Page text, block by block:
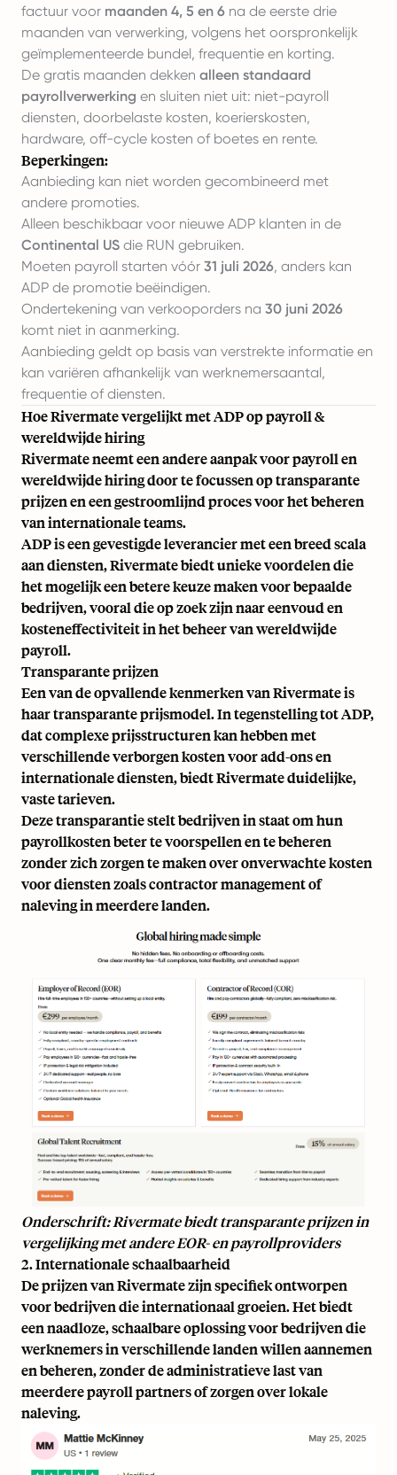
factuur voor maanden 4, 5 en 6 na de eerste drie
maanden van verwerking, volgens het oorspronkelijk
geïmplementeerde bundel, frequentie en korting.
De gratis maanden dekken alleen standaard
payrollverwerking en sluiten niet uit: niet-payroll
diensten, doorbelaste kosten, koerierskosten,
hardware, off-cycle kosten of boetes en rente.
Beperkingen:
Aanbieding kan niet worden gecombineerd met
andere promoties.
Alleen beschikbaar voor nieuwe ADP klanten in de
Continental US die RUN gebruiken.
Moeten payroll starten vóór 31 juli 2026, anders kan
ADP de promotie beëindigen.
Ondertekening van verkooporders na 30 juni 2026
komt niet in aanmerking.
Aanbieding geldt op basis van verstrekte informatie en
kan variëren afhankelijk van werknemersaantal,
frequentie of diensten.
Hoe Rivermate vergelijkt met ADP op payroll &
wereldwijde hiring
Rivermate neemt een andere aanpak voor payroll en
wereldwijde hiring door te focussen optransparante
prijzenen een gestroomlijnd proces voor het beheren
van internationale teams.
ADP is een gevestigde leverancier met een breed scala
aan diensten, Rivermate biedt unieke voordelen die
het mogelijk een betere keuze maken voor bepaalde
bedrijven, vooral die op zoek zijn naar eenvoud en
kosteneffectiviteit in het beheer van wereldwijde
payroll.
Transparante prijzen
Een van de opvallende kenmerken van Rivermate is
haar transparante prijsmodel. In tegenstelling tot ADP,
dat complexe prijsstructuren kan hebben met
verschillende verborgen kosten voor add-ons en
internationale diensten, biedt Rivermate duidelijke,
vaste tarieven.
Deze transparantie stelt bedrijven in staat om hun
payrollkosten beter te voorspellen en te beheren
zonder zich zorgen te maken over onverwachte kosten
voor diensten zoals contractor management of
naleving in meerdere landen.
Onderschrift: Rivermate biedt transparante prijzen in
vergelijking met andere EOR- en payrollproviders
2. Internationale schaalbaarheid
De prijzen van Rivermate zijn specifiek ontworpen
voor bedrijven die internationaal groeien. Het biedt
een naadloze, schaalbare oplossing voor bedrijven die
werknemers in verschillende landen willen aannemen
en beheren, zonder de administratieve last van
meerderepayroll partnersof zorgen over lokale
naleving.